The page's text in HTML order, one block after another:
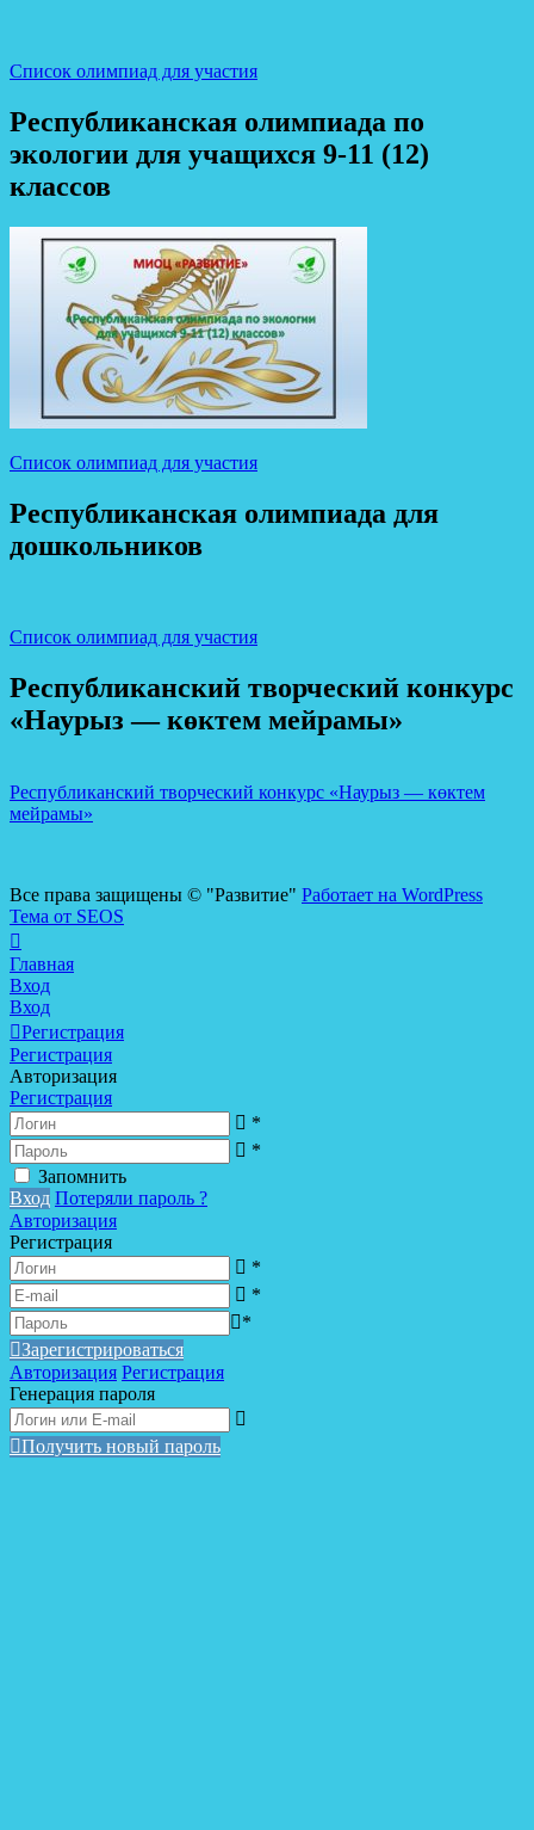
Список олимпиад для участия
Республиканская олимпиада по
экологии для учащихся 9-11 (12)
классов
Список олимпиад для участия
Республиканская олимпиада для
дошкольников
Список олимпиад для участия
Республиканский творческий конкурс
«Наурыз — көктем мейрамы»
Республиканский творческий конкурс «Наурыз — көктем
мейрамы»
Все права защищены © "Развитие" Работает на WordPress
Тема от SEOS
Главная
Вход
Вход
Регистрация
Регистрация
Авторизация
Регистрация
*
*
Запомнить
Вход Потеряли пароль ?
Авторизация
Регистрация
*
*
*
Зарегистрироваться
Авторизация Регистрация
Генерация пароля
Получить новый пароль